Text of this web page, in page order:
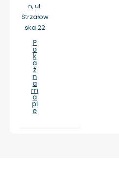
n, ul.
Strzałow
ska 22
P
o
k
a
ż
n
a
m
a
pi
e